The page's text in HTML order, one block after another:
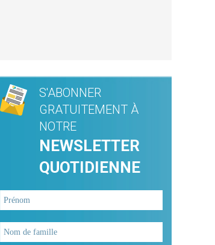
S'ABONNER
GRATUITEMENT À
NOTRE
NEWSLETTER
QUOTIDIENNE